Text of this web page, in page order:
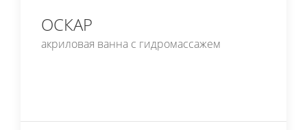
ОСКАР
акриловая ванна с гидромассажем